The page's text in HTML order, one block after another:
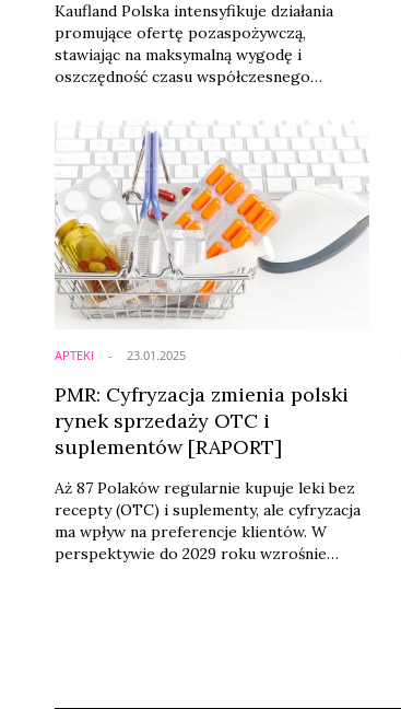
Kaufland Polska intensyfikuje działania
promujące ofertę pozaspożywczą,
stawiając na maksymalną wygodę i
oszczędność czasu współczesnego
ma uświadomić klientom, że
pełnowartościowy asortyment
kosmetyczny oraz chemii gospodarczej
jest dostępny na wyciągnięcie ręki,
eliminując konieczność dodatkowych wizyt
w wyspecjalizowanych drogeriach. Sieć
podkreśla przy tym stabilność swojej ...
APTEKI
PMR: Cyfryzacja zmienia polski
rynek sprzedaży OTC i
suplementów [RAPORT]
Aż 87 Polaków regularnie kupuje leki bez
recepty (OTC) i suplementy, ale cyfryzacja
ma wpływ na preferencje klientów. W
perspektywie do 2029 roku wzrośnie
23.01.2025